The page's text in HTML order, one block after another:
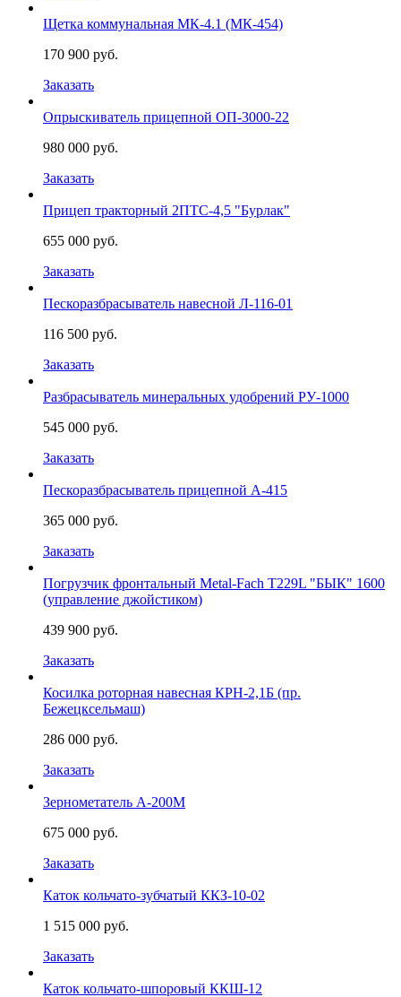
Щетка коммунальная МК-4.1 (МК-454)
170 900 руб.
Заказать
Опрыскиватель прицепной ОП-3000-22
980 000 руб.
Заказать
Прицеп тракторный 2ПТС-4,5 "Бурлак"
655 000 руб.
Заказать
Пескоразбрасыватель навесной Л-116-01
116 500 руб.
Заказать
Разбрасыватель минеральных удобрений РУ-1000
545 000 руб.
Заказать
Пескоразбрасыватель прицепной А-415
365 000 руб.
Заказать
Погрузчик фронтальный Metal-Fach Т229L "БЫК" 1600
(управление джойстиком)
439 900 руб.
Заказать
Косилка роторная навесная КРН-2,1Б (пр.
Бежецксельмаш)
286 000 руб.
Заказать
Зернометатель А-200М
675 000 руб.
Заказать
Каток кольчато-зубчатый ККЗ-10-02
1 515 000 руб.
Заказать
Каток кольчато-шпоровый ККШ-12